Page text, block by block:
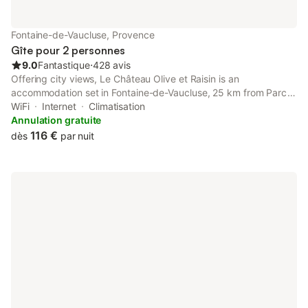
avec pouf, une table basse et une télévision sur laquelle vous
pouvez recevoir toutes les chaînes néerlandaises et 2 chaînes
belges. Il y a des points de recharge pou
Fontaine-de-Vaucluse, Provence
Gîte pour 2 personnes
9.0Fantastique⋅428 avis
Offering city views, Le Château Olive et Raisin is an
accommodation set in Fontaine-de-Vaucluse, 25 km from Parc
des Expositions Avignon and 34 km from Avignon Central
Station.
WiFi Internet
Climatisation
Annulation gratuite
dès 116 € par nuit